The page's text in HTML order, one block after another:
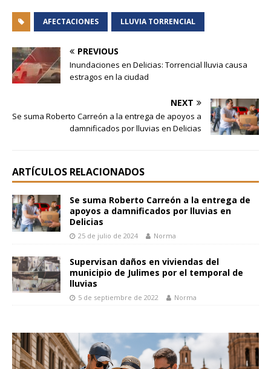
AFECTACIONES LLUVIA TORRENCIAL
PREVIOUS
Inundaciones en Delicias: Torrencial lluvia causa
estragos en la ciudad
NEXT
Se suma Roberto Carreón a la entrega de apoyos a
damnificados por lluvias en Delicias
ARTÍCULOS RELACIONADOS
Se suma Roberto Carreón a la entrega de
apoyos a damnificados por lluvias en
Delicias
25 de julio de 2024 Norma
Supervisan daños en viviendas del
municipio de Julimes por el temporal de
lluvias
5 de septiembre de 2022 Norma